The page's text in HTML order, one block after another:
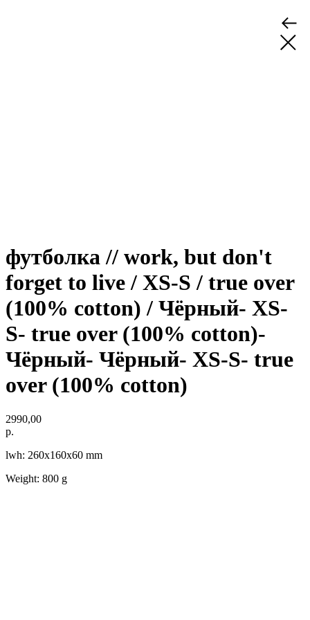
футболка // work, but don't
forget to live / XS-S / true over
(100% cotton) / Чёрный- XS-
S- true over (100% cotton)-
Чёрный- Чёрный- XS-S- true
over (100% cotton)
2990,00
р.
lwh: 260x160x60 mm
Weight: 800 g